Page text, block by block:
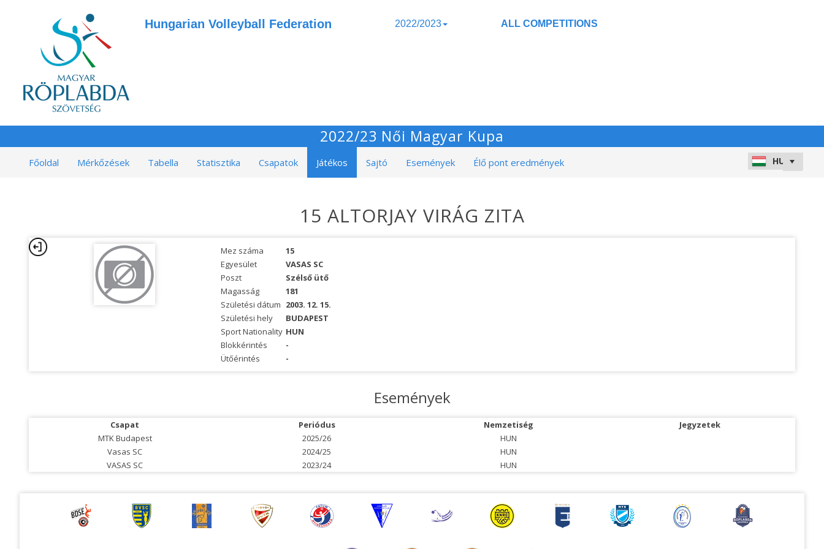
Hungarian Volleyball Federation 2022/2023 ALL COMPETITIONS
2022/23 Női Magyar Kupa
Főoldal Mérkőzések Tabella Statisztika Csapatok Játékos Sajtó Események Élő pont eredmények
15 ALTORJAY VIRÁG ZITA
Mez száma
15
Egyesület
VASAS SC
Poszt
Szélső ütő
Magasság
181
Születési dátum 2003. 12. 15.
Születési hely
BUDAPEST
Sport Nationality HUN
Blokkérintés
-
Ütőérintés
-
Események
Csapat Periódus Nemzetiség
Jegyzetek
MTK Budapest
2025/26
HUN
Vasas SC
2024/25
HUN
VASAS SC
2023/24 HUN